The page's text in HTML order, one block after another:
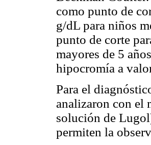
como punto de
g/dL para niños
punto de corte
mayores de 5
hipocromía a
Para el
analizaron con el
solución de
permiten la